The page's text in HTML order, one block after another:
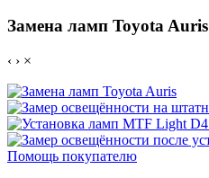
Замена ламп Toyota Auris
‹ › ×
Помощь покупателю